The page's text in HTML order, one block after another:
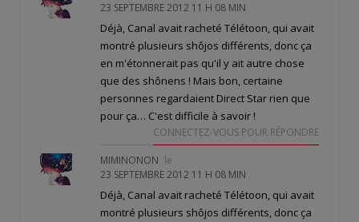
23 SEPTEMBRE 2012 11 H 08 MIN
Déjà, Canal avait racheté Télétoon, qui avait
montré plusieurs shôjos différents, donc ça
en m'étonnerait pas qu'il y ait autre chose
que des shônens ! Mais bon, certaine
personnes regardaient Direct Star rien que
pour ça… C'est difficile à savoir !
CONNECTEZ-VOUS POUR RÉPONDRE
MIMINONON le
23 SEPTEMBRE 2012 11 H 08 MIN
Déjà, Canal avait racheté Télétoon, qui avait
montré plusieurs shôjos différents, donc ça